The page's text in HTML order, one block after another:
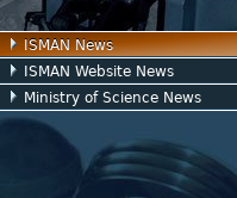
ISMAN News
ISMAN Website News
Ministry of Science News